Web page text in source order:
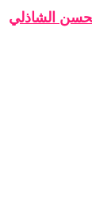
الشاذلي